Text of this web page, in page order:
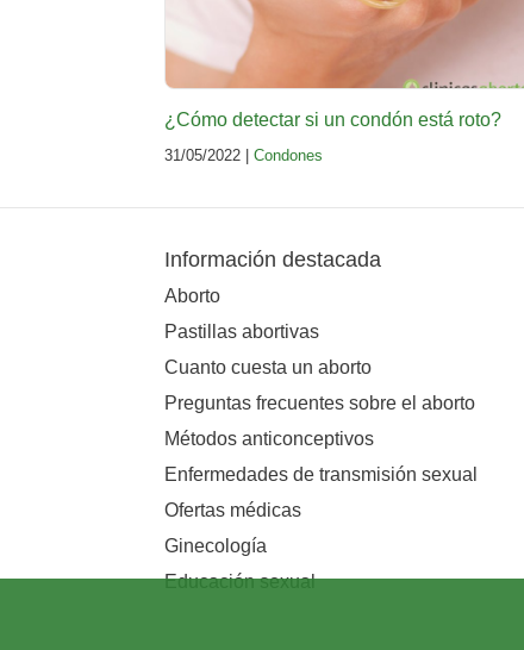
¿Cómo detectar si un condón está roto?
31/05/2022 | Condones
Información destacada
Aborto
Pastillas abortivas
Cuanto cuesta un aborto
Preguntas frecuentes sobre el aborto
Métodos anticonceptivos
Enfermedades de transmisión sexual
Ofertas médicas
Ginecología
Educación sexual